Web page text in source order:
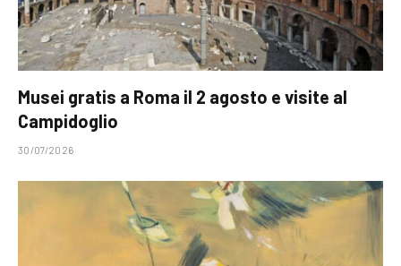
Musei gratis a Roma il 2 agosto e visite al
Campidoglio
30/07/2026